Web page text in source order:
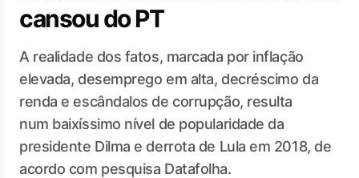
cansou do PT
A realidade dos fatos, marcada por inflação
elevada, desemprego em alta, decréscimo da
renda e escândalos de corrupção, resulta
num baixíssimo nível de popularidade da
presidente Dilma e derrota de Lula em 2018, de
acordo com pesquisa Datafolha.